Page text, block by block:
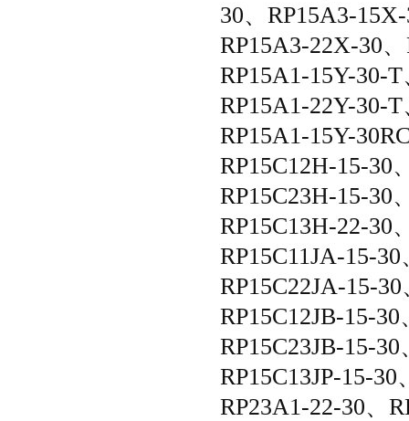
30、RP15A3-
RP15A3-22X-30
RP15A1-15Y-30-
RP15A1-22Y-30-
RP15A1-15Y-
RP15C12H-15-30
RP15C23H-15-30
RP15C13H-22-30
RP15C11JA-15-
RP15C22JA-15-
RP15C12JB-15-
RP15C23JB-15-30
RP15C13JP-15-30
RP23A1-22-30、